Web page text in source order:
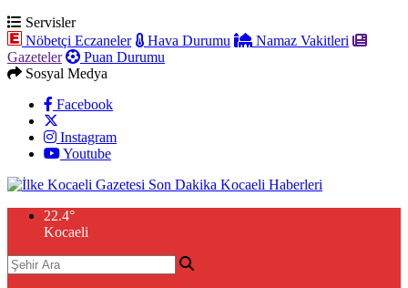
Servisler
Nöbetçi Eczaneler
Hava Durumu
Namaz Vakitleri
Gazeteler
Puan Durumu
Sosyal Medya
Facebook
Instagram
Youtube
22.4°
Kocaeli